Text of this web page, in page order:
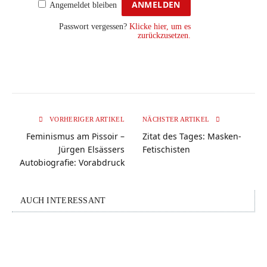
Angemeldet bleiben
Passwort vergessen? Klicke hier, um es
zurückzusetzen.
VORHERIGER ARTIKEL
Feminismus am Pissoir –
Jürgen Elsässers
Autobiografie: Vorabdruck
NÄCHSTER ARTIKEL
Zitat des Tages: Masken-
Fetischisten
AUCH INTERESSANT